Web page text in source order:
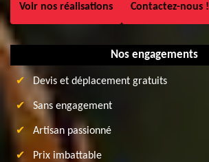
Voir nos réalisations Contactez-nous !
Nos engagements
Devis et déplacement gratuits
Sans engagement
Artisan passionné
Prix imbattable